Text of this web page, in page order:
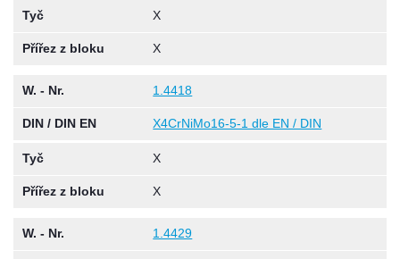
Tyč X
Přířez z bloku X
W. - Nr. 1.4418
DIN / DIN EN X4CrNiMo16-5-1 dle EN / DIN
Tyč X
Přířez z bloku X
W. - Nr. 1.4429